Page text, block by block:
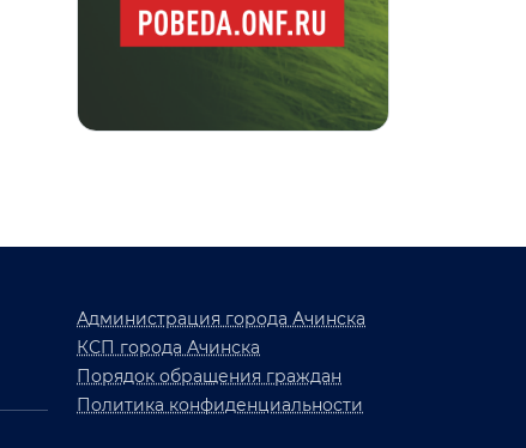
Администрация города Ачинска
КСП города Ачинска
Порядок обращения граждан
Политика конфиденциальности